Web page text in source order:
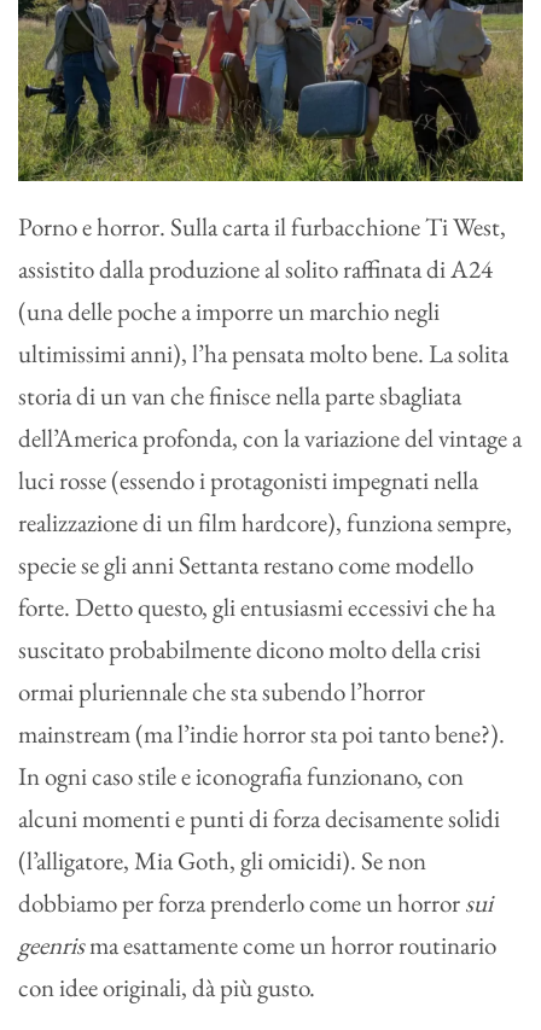
Porno e horror. Sulla carta il furbacchione Ti West,
assistito dalla produzione al solito raffinata di A24
(una delle poche a imporre un marchio negli
ultimissimi anni), l’ha pensata molto bene. La solita
storia di un van che finisce nella parte sbagliata
dell’America profonda, con la variazione del vintage a
luci rosse (essendo i protagonisti impegnati nella
realizzazione di un film hardcore), funziona sempre,
specie se gli anni Settanta restano come modello
forte. Detto questo, gli entusiasmi eccessivi che ha
suscitato probabilmente dicono molto della crisi
ormai pluriennale che sta subendo l’horror
mainstream (ma l’indie horror sta poi tanto bene?).
In ogni caso stile e iconografia funzionano, con
alcuni momenti e punti di forza decisamente solidi
(l’alligatore, Mia Goth, gli omicidi). Se non
dobbiamo per forza prenderlo come un horrorsui
geenrisma esattamente come un horror routinario
con idee originali, dà più gusto.